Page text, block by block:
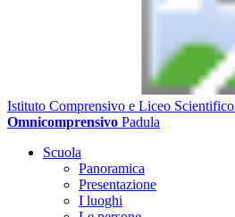
Istituto Comprensivo e Liceo Scientifico
Omnicomprensivo Padula
Scuola
Panoramica
Presentazione
I luoghi